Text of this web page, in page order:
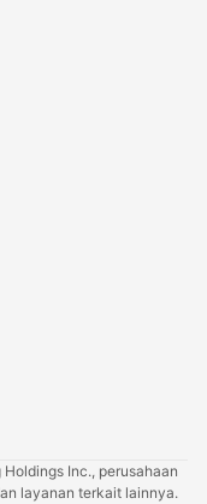
Inc., perusahaan
layanan terkait lainnya.